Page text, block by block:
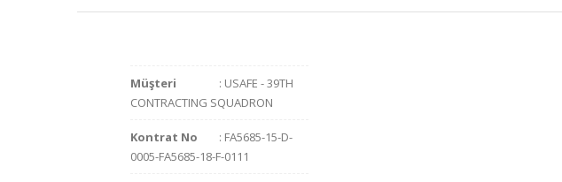
Müşteri
: USAFE - 39TH
CONTRACTING SQUADRON
Kontrat No
: FA5685-15-D-
0005-FA5685-18-F-0111